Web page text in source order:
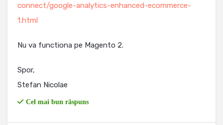
connect/google-analytics-enhanced-ecommerce-
1.html
Nu va functiona pe Magento 2.
Spor,
Stefan Nicolae
Cel mai bun răspuns